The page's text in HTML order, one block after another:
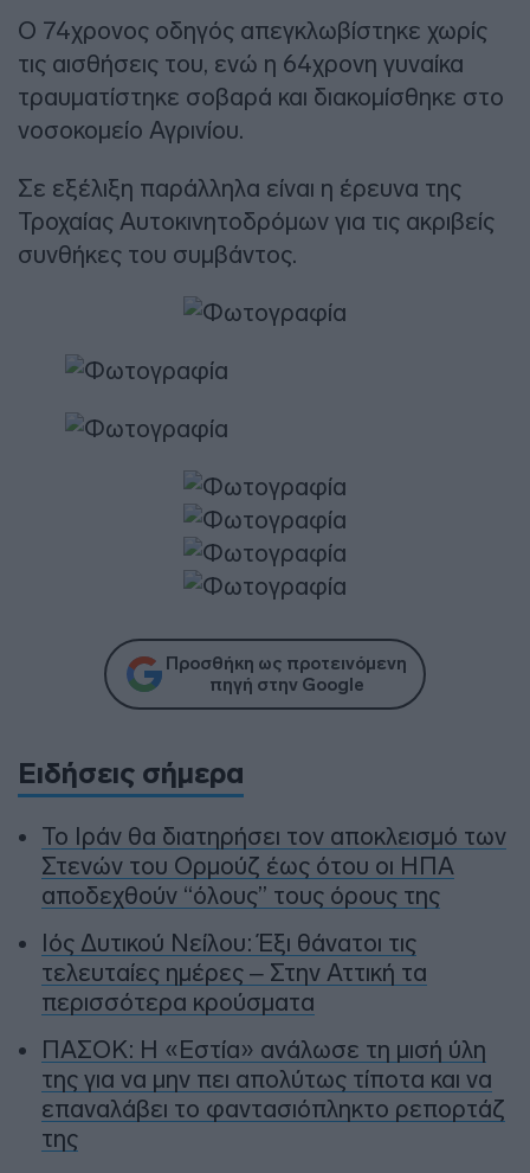
Ο 74χρονος οδηγός απεγκλωβίστηκε χωρίς
τις αισθήσεις του, ενώ η 64χρονη γυναίκα
τραυματίστηκε σοβαρά και διακομίσθηκε στο
νοσοκομείο Αγρινίου.
Σε εξέλιξη παράλληλα είναι η έρευνα της
Τροχαίας Αυτοκινητοδρόμων για τις ακριβείς
συνθήκες του συμβάντος.
Προσθήκη ως προτεινόμενη
πηγή στην Google
Ειδήσεις σήμερα
To Ιράν θα διατηρήσει τον αποκλεισμό των
Στενών του Ορμούζ έως ότου οι ΗΠΑ
αποδεχθούν “όλους” τους όρους της
Ιός Δυτικού Νείλου: Έξι θάνατοι τις
τελευταίες ημέρες – Στην Αττική τα
περισσότερα κρούσματα
ΠΑΣΟΚ: Η «Εστία» ανάλωσε τη μισή ύλη
της για να μην πει απολύτως τίποτα και να
επαναλάβει το φαντασιόπληκτο ρεπορτάζ
της